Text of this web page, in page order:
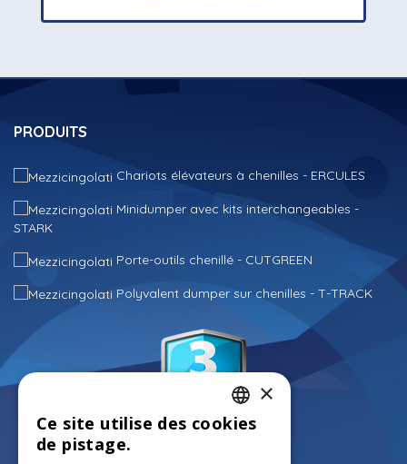
PRODUITS
Chariots élévateurs à chenilles - ERCULES
Minidumper avec kits interchangeables -
STARK
Porte-outils chenillé - CUTGREEN
Polyvalent dumper sur chenilles - T-TRACK
ITALIAN
×
Ce site utilise des cookies
de pistage.